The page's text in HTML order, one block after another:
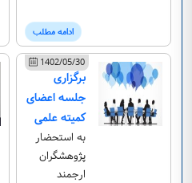
ادامه مطلب
1402/05/30
برگزاری
جلسه اعضای
کمیته علمی
به استحضار
پژوهشگران
ارجمند